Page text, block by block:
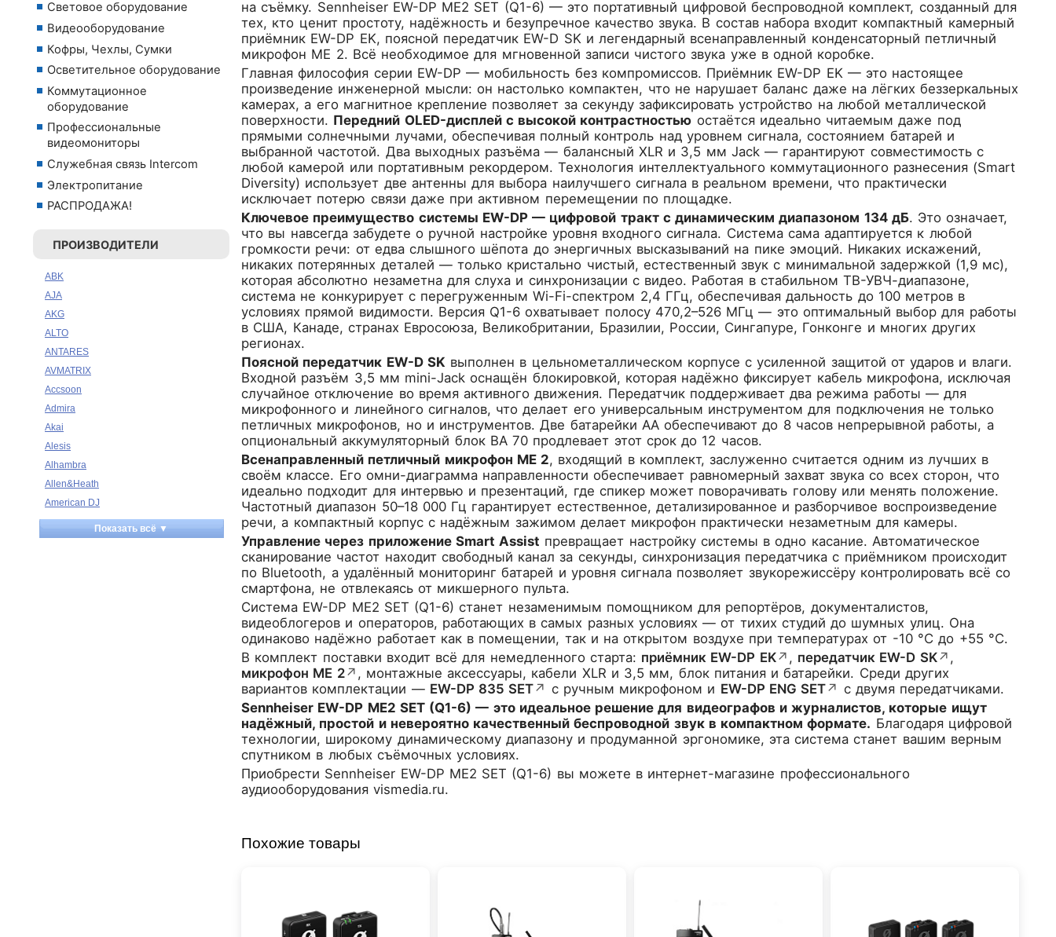
Световое оборудование
Видеооборудование
Кофры, Чехлы, Сумки
Осветительное оборудование
Коммутационное
оборудование
Профессиональные
видеомониторы
Служебная связь Intercom
Электропитание
РАСПРОДАЖА!
ПРОИЗВОДИТЕЛИ
ABK
AJA
AKG
ALTO
ANTARES
AVMATRIX
Accsoon
Admira
Akai
Alesis
Alhambra
Allen&Heath
American DJ
Ampeg
Apart
Показать всё ▼
на съёмку. Sennheiser EW-DP ME2 SET (Q1-6) — это портативный цифровой беспроводной комплект, созданный для
тех, кто ценит простоту, надёжность и безупречное качество звука. В состав набора входит компактный камерный
приёмник EW-DP EK, поясной передатчик EW-D SK и легендарный всенаправленный конденсаторный петличный
микрофон ME 2. Всё необходимое для мгновенной записи чистого звука уже в одной коробке.
Главная философия серии EW-DP — мобильность без компромиссов. Приёмник EW-DP EK — это настоящее
произведение инженерной мысли: он настолько компактен, что не нарушает баланс даже на лёгких беззеркальных
камерах, а его магнитное крепление позволяет за секунду зафиксировать устройство на любой металлической
поверхности. Передний OLED-дисплей с высокой контрастностью остаётся идеально читаемым даже под
прямыми солнечными лучами, обеспечивая полный контроль над уровнем сигнала, состоянием батарей и
выбранной частотой. Два выходных разъёма — балансный XLR и 3,5 мм Jack — гарантируют совместимость с
любой камерой или портативным рекордером. Технология интеллектуального коммутационного разнесения (Smart
Diversity) использует две антенны для выбора наилучшего сигнала в реальном времени, что практически
исключает потерю связи даже при активном перемещении по площадке.
Ключевое преимущество системы EW-DP — цифровой тракт с динамическим диапазоном 134 дБ. Это означает,
что вы навсегда забудете о ручной настройке уровня входного сигнала. Система сама адаптируется к любой
громкости речи: от едва слышного шёпота до энергичных высказываний на пике эмоций. Никаких искажений,
никаких потерянных деталей — только кристально чистый, естественный звук с минимальной задержкой (1,9 мс),
которая абсолютно незаметна для слуха и синхронизации с видео. Работая в стабильном ТВ-УВЧ-диапазоне,
система не конкурирует с перегруженным Wi-Fi-спектром 2,4 ГГц, обеспечивая дальность до 100 метров в
условиях прямой видимости. Версия Q1-6 охватывает полосу 470,2–526 МГц — это оптимальный выбор для работы
в США, Канаде, странах Евросоюза, Великобритании, Бразилии, России, Сингапуре, Гонконге и многих других
регионах.
Поясной передатчик EW-D SK выполнен в цельнометаллическом корпусе с усиленной защитой от ударов и влаги.
Входной разъём 3,5 мм mini-Jack оснащён блокировкой, которая надёжно фиксирует кабель микрофона, исключая
случайное отключение во время активного движения. Передатчик поддерживает два режима работы — для
микрофонного и линейного сигналов, что делает его универсальным инструментом для подключения не только
петличных микрофонов, но и инструментов. Две батарейки AA обеспечивают до 8 часов непрерывной работы, а
опциональный аккумуляторный блок BA 70 продлевает этот срок до 12 часов.
Всенаправленный петличный микрофон ME 2, входящий в комплект, заслуженно считается одним из лучших в
своём классе. Его омни-диаграмма направленности обеспечивает равномерный захват звука со всех сторон, что
идеально подходит для интервью и презентаций, где спикер может поворачивать голову или менять положение.
Частотный диапазон 50–18 000 Гц гарантирует естественное, детализированное и разборчивое воспроизведение
речи, а компактный корпус с надёжным зажимом делает микрофон практически незаметным для камеры.
Управление через приложение Smart Assist превращает настройку системы в одно касание. Автоматическое
сканирование частот находит свободный канал за секунды, синхронизация передатчика с приёмником происходит
по Bluetooth, а удалённый мониторинг батарей и уровня сигнала позволяет звукорежиссёру контролировать всё со
смартфона, не отвлекаясь от микшерного пульта.
Система EW-DP ME2 SET (Q1-6) станет незаменимым помощником для репортёров, документалистов,
видеоблогеров и операторов, работающих в самых разных условиях — от тихих студий до шумных улиц. Она
одинаково надёжно работает как в помещении, так и на открытом воздухе при температурах от -10 °C до +55 °C.
В комплект поставки входит всё для немедленного старта: приёмник EW-DP EK↗ , передатчик EW-D SK↗ ,
микрофон ME 2↗ , монтажные аксессуары, кабели XLR и 3,5 мм, блок питания и батарейки. Среди других
вариантов комплектации — EW-DP 835 SET↗ с ручным микрофоном и EW-DP ENG SET↗ с двумя передатчиками.
Sennheiser EW-DP ME2 SET (Q1-6) — это идеальное решение для видеографов и журналистов, которые ищут
надёжный, простой и невероятно качественный беспроводной звук в компактном формате. Благодаря цифровой
технологии, широкому динамическому диапазону и продуманной эргономике, эта система станет вашим верным
спутником в любых съёмочных условиях.
Приобрести Sennheiser EW-DP ME2 SET (Q1-6) вы можете в интернет-магазине профессионального
аудиооборудования vismedia.ru.
Похожие товары